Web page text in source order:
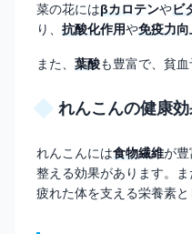
菜の花にはβカロテンやビ
り、 抗酸化作用や免疫力向
また、 葉酸も豊富で、貧血
れんこんの健康
れんこんには食物繊維が豊
整える効果があります。ま
疲れた体を支える栄養素と